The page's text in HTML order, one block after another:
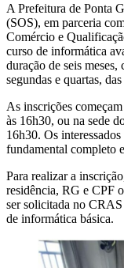
A Prefeitura de Ponta
(SOS), em parceria
Comércio e
curso de informática
duração de seis
segundas e quartas,
As inscrições
às 16h30, ou na sede
16h30. Os
fundamental completo
Para realizar a
residência, RG e CPF
ser solicitada no
de informática básica.